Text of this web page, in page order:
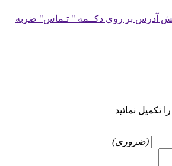
آدرس بر روی دکــمه " تـماس" ضربه
تکمیل نمائید
(ضروری)